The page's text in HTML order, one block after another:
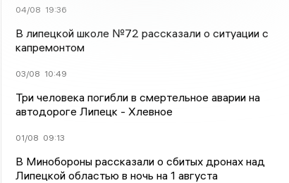
04/08 19:36
В липецкой школе №72 рассказали о ситуации с
капремонтом
03/08 10:49
Три человека погибли в смертельное аварии на
автодороге Липецк - Хлевное
01/08 09:13
В Минобороны рассказали о сбитых дронах над
Липецкой областью в ночь на 1 августа